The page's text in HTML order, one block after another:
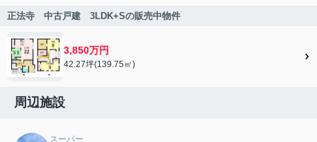
正法寺 中古戸建 3LDK+Sの販売中物件
3,850万円
42.27坪(139.75㎡)
周辺施設
スーパー